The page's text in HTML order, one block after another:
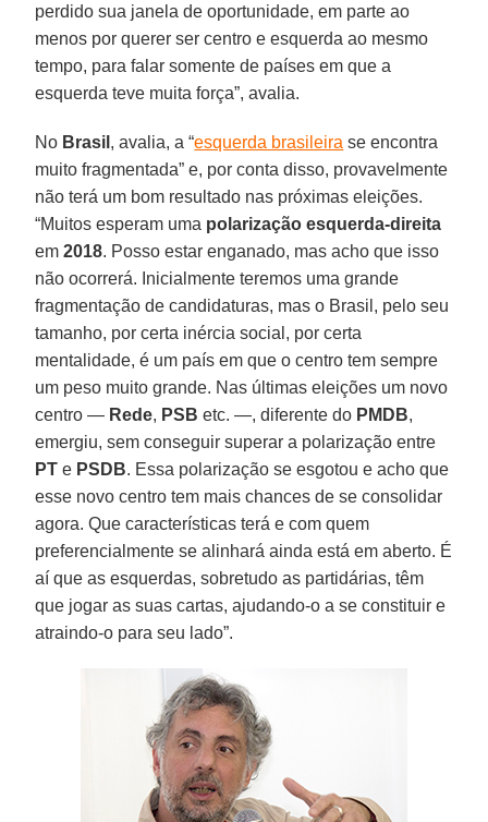
perdido sua janela de oportunidade, em parte ao
menos por querer ser centro e esquerda ao mesmo
tempo, para falar somente de países em que a
esquerda teve muita força”, avalia.
No Brasil , avalia, a “esquerda brasileira se encontra
muito fragmentada” e, por conta disso, provavelmente
não terá um bom resultado nas próximas eleições.
“Muitos esperam uma polarização esquerda-direita
em2018. Posso estar enganado, mas acho que isso
não ocorrerá. Inicialmente teremos uma grande
fragmentação de candidaturas, mas o Brasil, pelo seu
tamanho, por certa inércia social, por certa
mentalidade, é um país em que o centro tem sempre
um peso muito grande. Nas últimas eleições um novo
centro — Rede, PSB etc. —, diferente do PMDB,
emergiu, sem conseguir superar a polarização entre
PT e PSDB. Essa polarização se esgotou e acho que
esse novo centro tem mais chances de se consolidar
agora. Que características terá e com quem
preferencialmente se alinhará ainda está em aberto. É
aí que as esquerdas, sobretudo as partidárias, têm
que jogar as suas cartas, ajudando-o a se constituir e
atraindo-o para seu lado”.